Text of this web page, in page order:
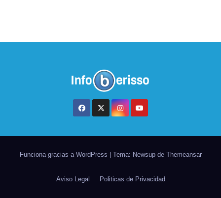
Funciona gracias a WordPress Tema: Newsup de Themeansar
Aviso Legal Politicas de Privacidad